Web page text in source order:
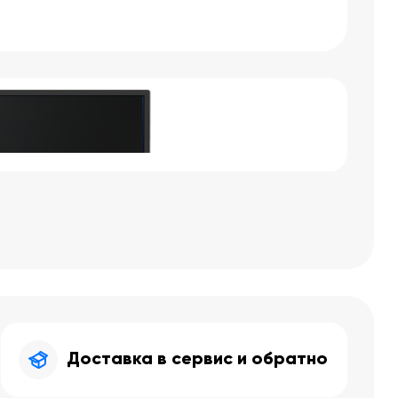
Доставка в сервис и обратно